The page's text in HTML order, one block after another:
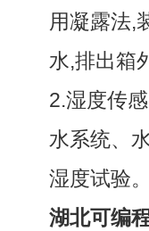
用凝露法,
水,排出箱
2.湿度传
水系统、
湿度试验
湖北可编